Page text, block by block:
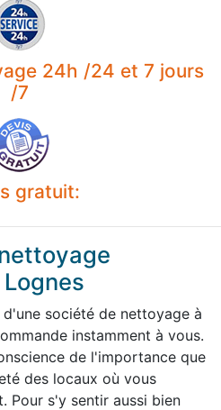
24h /24 et 7 jours
/7
gratuit:
société de nettoyage à
instamment à vous.
de l'importance que
des locaux où vous
Pour s'y sentir aussi bien